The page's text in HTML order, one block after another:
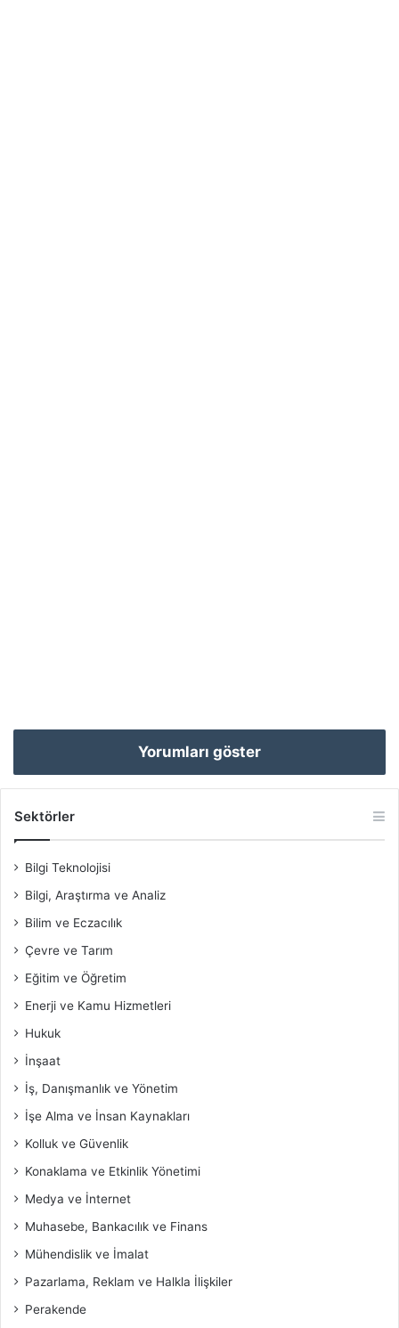
Yorumları göster
Sektörler
Bilgi Teknolojisi
Bilgi, Araştırma ve Analiz
Bilim ve Eczacılık
Çevre ve Tarım
Eğitim ve Öğretim
Enerji ve Kamu Hizmetleri
Hukuk
İnşaat
İş, Danışmanlık ve Yönetim
İşe Alma ve İnsan Kaynakları
Kolluk ve Güvenlik
Konaklama ve Etkinlik Yönetimi
Medya ve İnternet
Muhasebe, Bankacılık ve Finans
Mühendislik ve İmalat
Pazarlama, Reklam ve Halkla İlişkiler
Perakende